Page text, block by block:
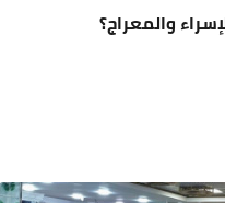
والمعراج؟